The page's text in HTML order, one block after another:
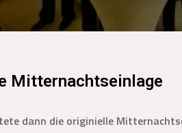
Mitternachtseinlage
dann die originielle